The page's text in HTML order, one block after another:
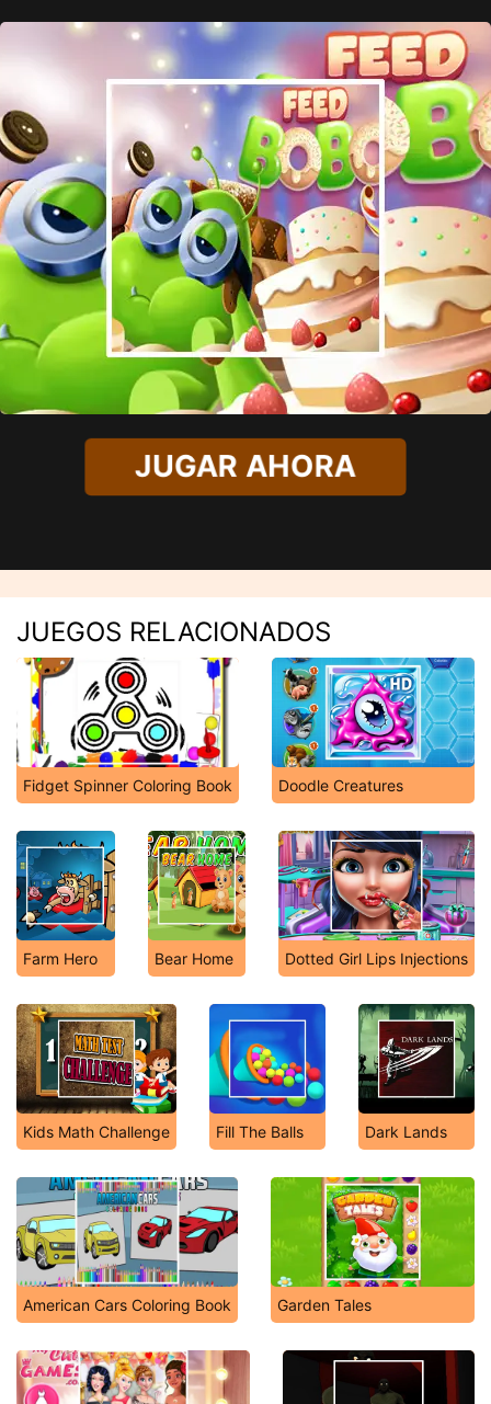
JUGAR AHORA
JUEGOS RELACIONADOS
Fidget Spinner Coloring Book Doodle Creatures
Farm Hero Bear Home Dotted Girl Lips Injections
Kids Math Challenge Fill The Balls Dark Lands
American Cars Coloring Book Garden Tales